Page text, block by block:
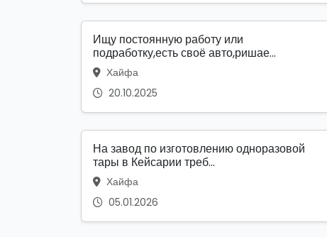
Ищу постоянную работу или
подработку,есть своё авто,ришае...
Хайфа
20.10.2025
На завод по изготовлению одноразовой
тары в Кейсарии треб...
Хайфа
05.01.2026